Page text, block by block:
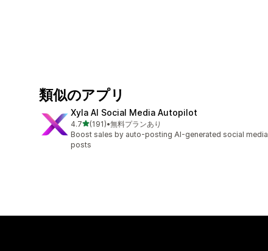
類似のアプリ
Xyla AI Social Media Autopilot
4.75つ星中
(191)
合計レビュー数：191件
•無料プランあり
Boost sales by auto-posting AI-generated social media
posts